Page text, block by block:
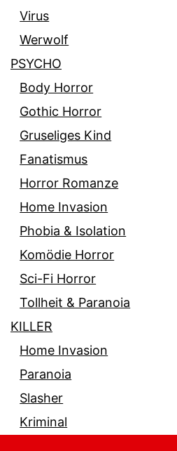
Virus
Werwolf
PSYCHO
Body Horror
Gothic Horror
Gruseliges Kind
Fanatismus
Horror Romanze
Home Invasion
Phobia & Isolation
Komödie Horror
Sci-Fi Horror
Tollheit & Paranoia
KILLER
Home Invasion
Paranoia
Slasher
Kriminal